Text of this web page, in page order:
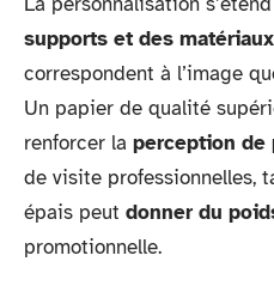
supports et des matériaux
correspondent à l’image
Un papier de qualité
renforcer la perception de
de visite professionnelles,
épais peut donner du
promotionnelle.